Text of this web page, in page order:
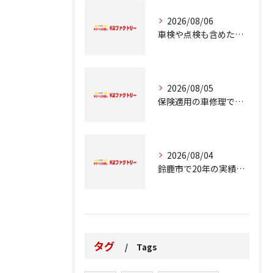
2026/08/06
車検や点検も含めた車修理の重要ポイント解説
2026/08/05
保険適用の車修理で知っておくべきポイント
2026/08/04
鈴鹿市で20年の実績が語る車修理のこだわり
タグ Tags